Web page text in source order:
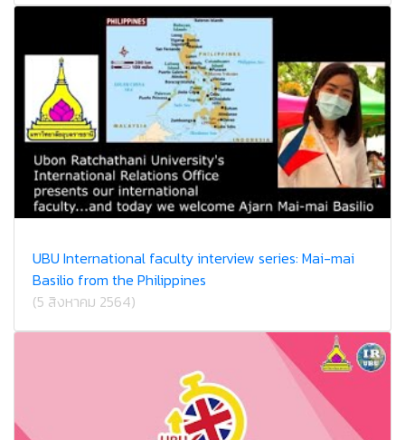
UBU International faculty interview series: Mai-mai
Basilio from the Philippines
(5 สิงหาคม 2564)